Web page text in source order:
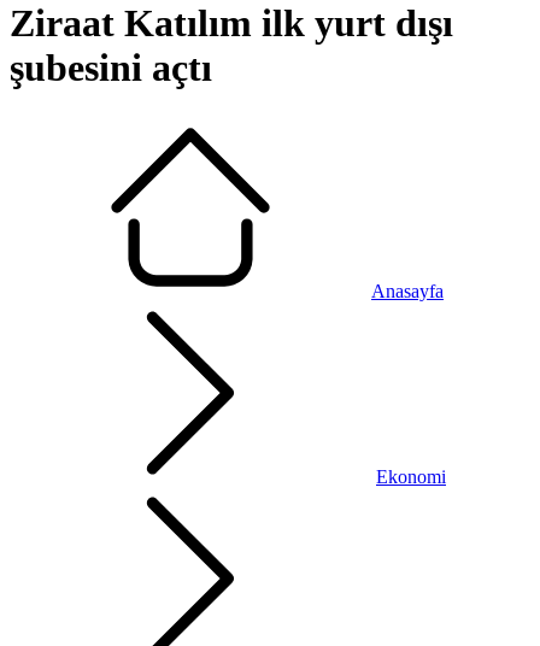
Ziraat Katılım ilk yurt dışı
şubesini açtı
Anasayfa
Ekonomi